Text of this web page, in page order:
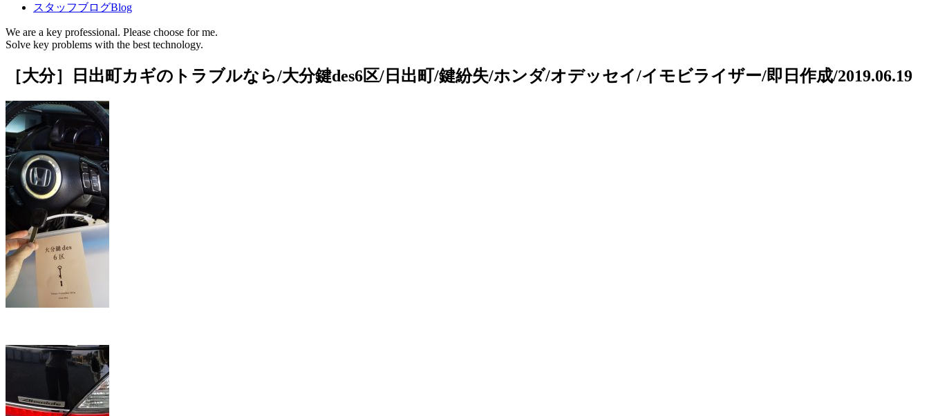
スタッフブログBlog
We are a key professional. Please choose for me.
Solve key problems with the best technology.
［大分］日出町カギのトラブルなら/大分鍵des6区/日出町/鍵紛失/ホンダ/オデッセイ/イモビライザー/即日作成/2019.06.19